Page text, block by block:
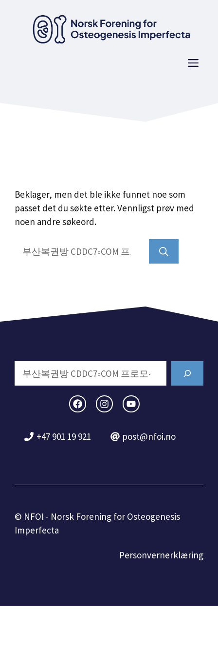
Beklager, men det ble ikke funnet noe som
passet det du søkte etter. Vennligst prøv med
noen andre søkeord.
Søk
etter:
Search
+47 901 19 921 post@nfoi.no
© NFOI - Norsk Forening for Osteogenesis
Imperfecta
Personvernerklæring